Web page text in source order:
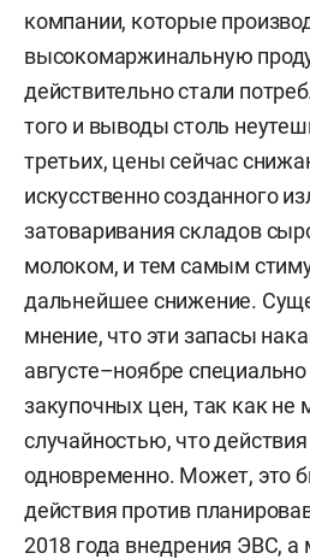
компании, которые
высокомаржинальную
действительно стали
того и выводы столь
третьих, цены сейчас
искусственно созданного
затоваривания складов
молоком, и тем самым
дальнейшее снижение.
мнение, что эти запасы
августе–ноябре
закупочных цен, так как не
случайностью, что
одновременно. Может, это
действия против
2018 года внедрения ЭВС, а